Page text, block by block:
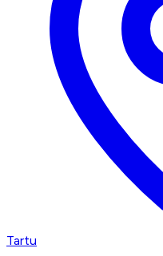
Tartu